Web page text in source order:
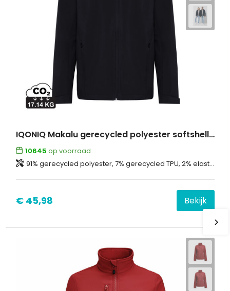
IQONIQ Makalu gerecycled polyester softshell jas
10645 op voorraad
91% gerecycled polyester, 7% gerecycled TPU, 2% elastaan
€ 45,98 Bekijk